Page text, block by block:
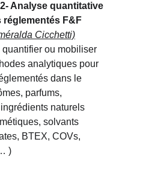
Analyse quantitative
F&F
Cicchetti)
quantifier ou mobiliser
analytiques pour
dans le
parfums,
naturels
solvants
BTEX, COVs,
)